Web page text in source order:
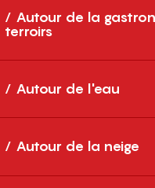
Autour de la
terroirs
Autour de l'eau
Autour de la neige
Cedex